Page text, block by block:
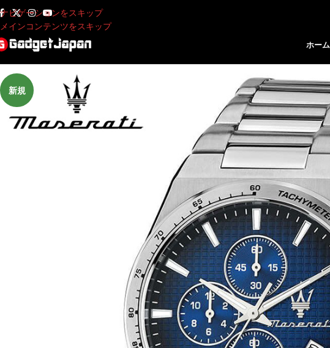
ナビゲーションをスキップ
メインコンテンツをスキップ
ホーム
新規